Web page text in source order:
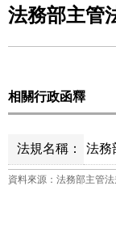
法務部主管
相關行政函釋
法規名稱： 法務
資料來源：法務部主管